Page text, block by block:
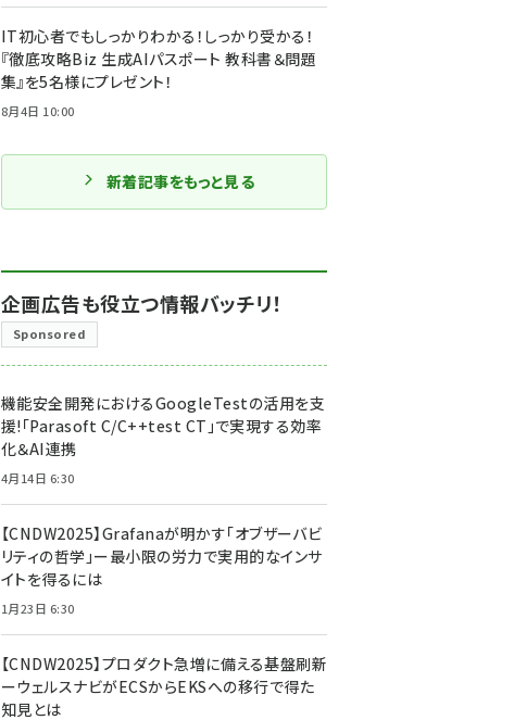
IT初心者でもしっかりわかる！しっかり受かる！
『徹底攻略Biz 生成AIパスポート 教科書＆問題
集』を5名様にプレゼント！
8月4日 10:00
新着記事をもっと見る
企画広告も役立つ情報バッチリ！
Sponsored
機能安全開発におけるGoogleTestの活用を支
援!「Parasoft C/C++test CT」で実現する効率
化＆AI連携
4月14日 6:30
【CNDW2025】Grafanaが明かす「オブザーバビ
リティの哲学」ー最小限の労力で実用的なインサ
イトを得るには
1月23日 6:30
【CNDW2025】プロダクト急増に備える基盤刷新
ーウェルスナビがECSからEKSへの移行で得た
知見とは